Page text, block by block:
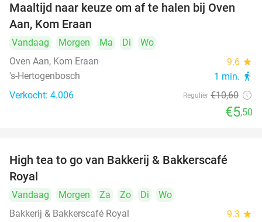
48%
Maaltijd naar keuze om af te halen bij Oven
Aan, Kom Eraan
Vandaag Morgen Ma Di
Wo
Oven Aan, Kom Eraan
9.6 star
's-Hertogenbosch 1 min. directions_walk
Verkocht: 4.006 Regulier €10,60
€5,50
40%
High tea to go van Bakkerij & Bakkerscafé
Royal
Vandaag Morgen Za Zo Di
Wo
Bakkerij & Bakkerscafé Royal
9.3 star